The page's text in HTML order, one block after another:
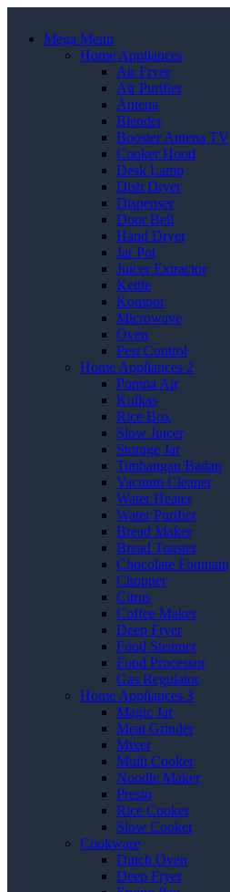
Mega Menu
Home Appliances
Air Fryer
Air Purifier
Antena
Blender
Booster Antena TV
Cooker Hood
Desk Lamp
Dish Dryer
Dispenser
Door Bell
Hand Dryer
Jar Pot
Juicer Extractor
Kettle
Kompor
Microwave
Oven
Pest Control
Home Appliances 2
Pompa Air
Kulkas
Rice Box
Slow Juicer
Storage Jar
Timbangan Badan
Vacuum Cleaner
Water Heater
Water Purifier
Bread Maker
Bread Toaster
Chocolate Fountain
Chopper
Citrus
Coffee Maker
Deep Fryer
Food Steamer
Food Processor
Gas Regulator
Home Appliances 3
Magic Jar
Meat Grinder
Mixer
Multi Cooker
Noodle Maker
Presto
Rice Cooker
Slow Cooker
Cookware
Dutch Oven
Deep Fryer